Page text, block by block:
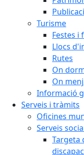
Turisme
Festes i
Llocs
Rutes
On
On
Informació
Serveis i tràmits
Oficines
Serveis
Targeta